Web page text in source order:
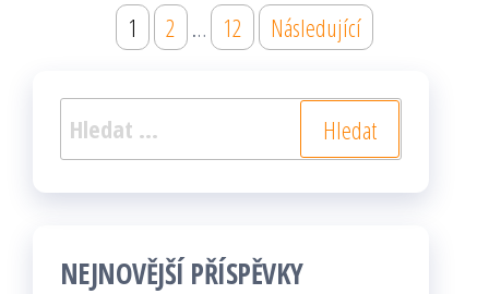
Stránkování
příspěvků
1 2 … 12 Následující
Vyhledávání
NEJNOVĚJŠÍ PŘÍSPĚVKY